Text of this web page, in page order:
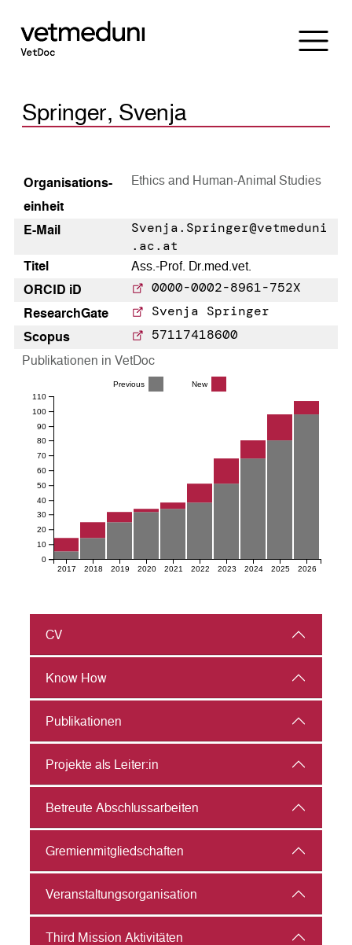
Springer, Svenja
Organisations­
einheit
Ethics and Human-Animal Studies
E-Mail
Svenja.Springer@vetmeduni
.ac.at
Titel
Ass.-Prof. Dr.med.vet.
ORCID iD
0000-0002-8961-752X
Research­Gate Svenja Springer
Scopus 57117418600
Publikationen in VetDoc
2017 2018 2019 2020 2021 2022 2023 2024 2025 2026
0
10
20
30
40
50
60
70
80
90
100
110
Previous New
CV
Know How
Publikationen
Projekte als Leiter:in
Betreute Abschlussarbeiten
Gremienmitgliedschaften
Veranstaltungs­organisation
Third Mission Aktivitäten